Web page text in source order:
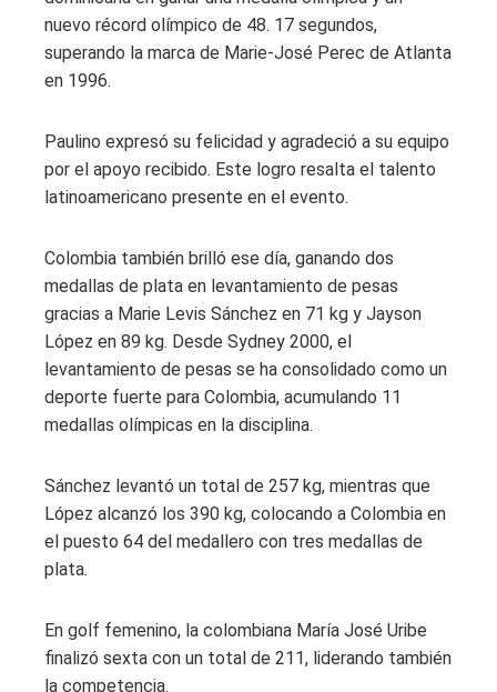
nuevo récord olímpico de 48. 17 segundos,
superando la marca de Marie-José Perec de Atlanta
en 1996.
Paulino expresó su felicidad y agradeció a su equipo
por el apoyo recibido. Este logro resalta el talento
latinoamericano presente en el evento.
Colombia también brilló ese día, ganando dos
medallas de plata en levantamiento de pesas
gracias a Marie Levis Sánchez en 71 kg y Jayson
López en 89 kg. Desde Sydney 2000, el
levantamiento de pesas se ha consolidado como un
deporte fuerte para Colombia, acumulando 11
medallas olímpicas en la disciplina.
Sánchez levantó un total de 257 kg, mientras que
López alcanzó los 390 kg, colocando a Colombia en
el puesto 64 del medallero con tres medallas de
plata.
En golf femenino, la colombiana María José Uribe
finalizó sexta con un total de 211, liderando también
la competencia.